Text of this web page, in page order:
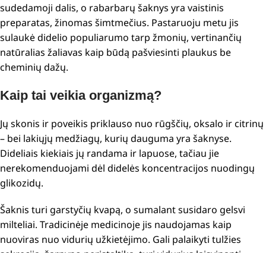
sudedamoji dalis, o rabarbarų šaknys yra vaistinis
preparatas, žinomas šimtmečius. Pastaruoju metu jis
sulaukė didelio populiarumo tarp žmonių, vertinančių
natūralias žaliavas kaip būdą pašviesinti plaukus be
cheminių dažų.
Kaip tai veikia organizmą?
Jų skonis ir poveikis priklauso nuo rūgščių, oksalo ir citrinų
– bei lakiųjų medžiagų, kurių dauguma yra šaknyse.
Dideliais kiekiais jų randama ir lapuose, tačiau jie
nerekomenduojami dėl didelės koncentracijos nuodingų
glikozidų.
Šaknis turi garstyčių kvapą, o sumalant susidaro gelsvi
milteliai. Tradicinėje medicinoje jis naudojamas kaip
nuoviras nuo vidurių užkietėjimo. Gali palaikyti tulžies